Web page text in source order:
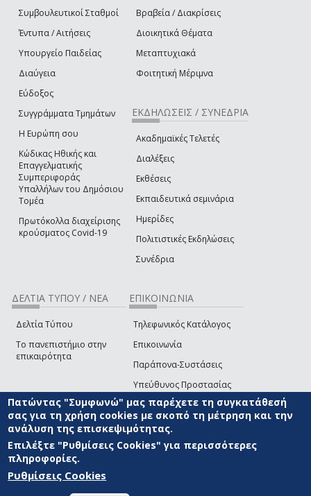
Συμβουλευτικοί Σταθμοί
Έντυπα / Αιτήσεις
Υπουργείο Παιδείας
Διαύγεια
Εύδοξος
Συγγράμματα Τμημάτων
Η Ευρώπη σου
Κώδικας Ηθικής και
Επαγγελματικής
Συμπεριφοράς
Υπαλλήλων του Δημόσιου
Τομέα
Πρωτόκολλα διαχείρισης
κρούσματος Covid-19
Βραβεία / Διακρίσεις
Διοικητικά Θέματα
Μεταπτυχιακά
Φοιτητική Μέριμνα
ΕΚΔΗΛΩΣΕΙΣ / ΣΥΝΕΔΡΙΑ
Ακαδημαϊκές Τελετές
Διαλέξεις
Εκθέσεις
Εκπαιδευτικά σεμινάρια
Ημερίδες
Πολιτιστικές Εκδηλώσεις
Συνέδρια
ΔΕΛΤΙΑ ΤΥΠΟΥ / ΝΕΑ
Δελτία Τύπου
Το πανεπιστήμιο στην
επικαιρότητα
ΕΠΙΚΟΙΝΩΝΙΑ
Τηλεφωνικός Κατάλογος
Επικοινωνία
Παράπονα-Συστάσεις
Υπεύθυνος Προστασίας
Δεδομένων
Δήλωση
Προσβασιμότητας
Επικοινωνία με την Ομάδα
Πατώντας "Συμφωνώ" μας παρέχετε τη συγκατάθεσή
σας για τη χρήση cookies με σκοπό τη μέτρηση και την
ανάλυση της επισκεψιμότητας.
Επιλέξτε "Ρυθμίσεις Cookies" για περισσότερες
πληροφορίες.
Ρυθμίσεις Cookies